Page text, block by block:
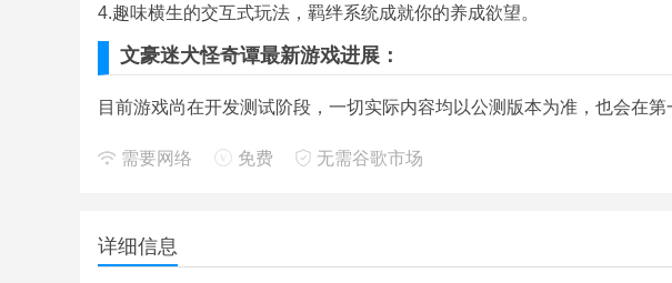
4.趣味横生的交互式玩法，羁绊系统成就你的养成欲望。
文豪迷犬怪奇谭最新游戏进展：
目前游戏尚在开发测试阶段，一切实际内容均以公测版本为准，也会在
需要网络 免费 无需谷歌市场
详细信息